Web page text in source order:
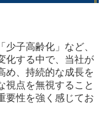
子高齢化」など、
化する中で、当社が
め、持続的な成長を
視点を無視すること
要性を強く感じてお